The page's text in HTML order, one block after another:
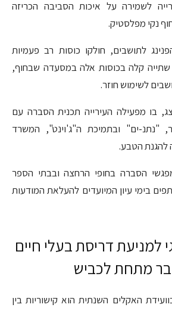
לשמירה על איכות הסביבה הכריזה
נקי מפלסטיק.
לתושבים, חולקו כוסות רב פעמיות
שתייה קלה בכוסות אלה במסעדה שבחוף,
לשימוש חוזר.
בו מפעילה העירייה תכנית הסברה עם
"נתנ-ים" ובתמיכת ה"ג'וינט", המשרד
להגנת הטבע.
הסברה בחופי הרחצה ובבתי הספר
בימי עיון המיועדים להעלאת המודעות
למניעת דריסת בעלי חיים
מתחת לכביש
האקלים השנתית הוא קישוריות בין